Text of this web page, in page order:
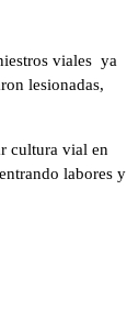
viales ya
lesionadas,
cultura vial en
labores y